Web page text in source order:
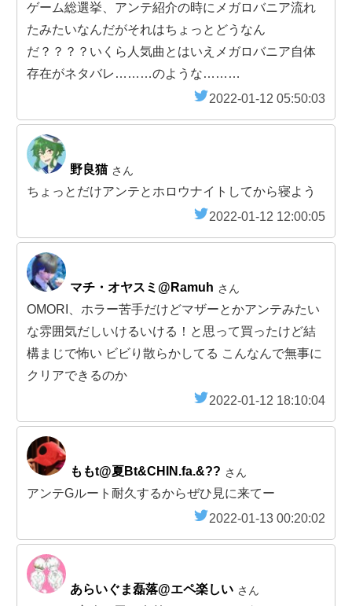
ゲーム総選挙、アンテ紹介の時にメガロバニア流れ
たみたいなんだがそれはちょっとどうなん
だ？？？？いくら人気曲とはいえメガロバニア自体
存在がネタバレ………のような………
2022-01-12 05:50:03
野良猫 さん
ちょっとだけアンテとホロウナイトしてから寝よう
2022-01-12 12:00:05
マチ・オヤスミ@Ramuh さん
OMORI、ホラー苦手だけどマザーとかアンテみたい
な雰囲気だしいけるいける！と思って買ったけど結
構まじで怖い ビビり散らかしてる こんなんで無事に
クリアできるのか
2022-01-12 18:10:04
ももt@夏Bt&CHIN.fa.&?️? さん
アンテGルート耐久するからぜひ見に来てー
2022-01-13 00:20:02
あらいぐま磊落@エペ楽しい さん